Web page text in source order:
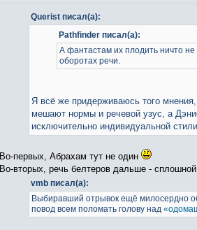
Querist писал(а):
Pathfinder писал(а):
А фантастам их плодить ничто
оборотах речи.
Я всё же придерживаюсь того
мешают нормы и речевой узус, а
исключительно индивидуальной
Во-первых, Абрахам тут не один
Во-вторых, речь белтеров дальше -
vmb писал(а):
Выбиравший отрывок ещё милосердно
повод всем поломать голову над